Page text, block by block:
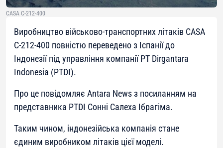
CASA C-212-400
Виробництво військово-транспортних літаків CASA
C-212-400 повністю переведено з Іспанії до
Індонезії під управління компанії PT Dirgantara
Indonesia (PTDI).
Про це повідомляє Antara News з посиланням на
представника PTDI Сонні Салеха Ібрагіма.
Таким чином, індонезійська компанія стане
єдиним виробником літаків цієї моделі.